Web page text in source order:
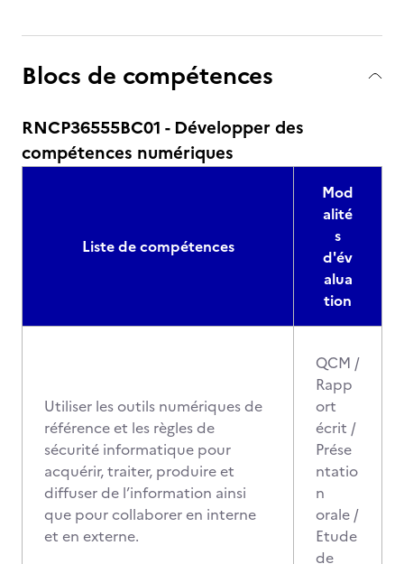
Blocs de compétences
RNCP36555BC01 - Développer des
compétences numériques
Liste de compétences
Mod
alité
s
d'év
alua
tion
Utiliser les outils numériques de
référence et les règles de
sécurité informatique pour
acquérir, traiter, produire et
diffuser de l’information ainsi
que pour collaborer en interne
et en externe.
QCM /
Rapp
ort
écrit /
Prése
ntatio
n
orale /
Etude
de